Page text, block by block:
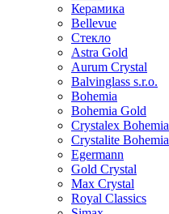
Керамика
Bellevue
Стекло
Astra Gold
Aurum Crystal
Balvinglass s.r.o.
Bohemia
Bohemia Gold
Crystalex Bohemia
Crystalite Bohemia
Egermann
Gold Crystal
Max Crystal
Royal Classics